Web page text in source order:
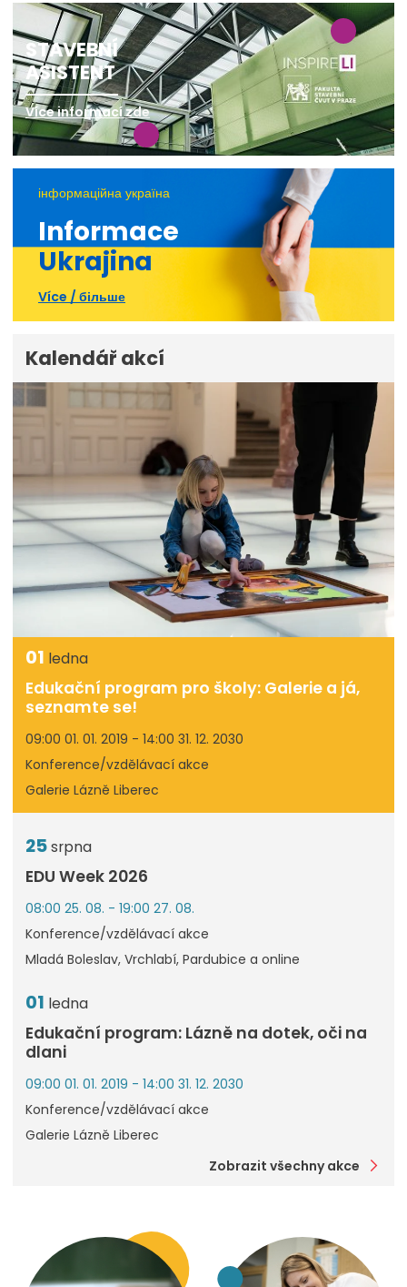
STAVEBNÍ
ASISTENT
Více informací zde
інформаційна україна
Informace
Ukrajina
Více / більше
Kalendář akcí
01 ledna
Edukační program pro školy: Galerie a já,
seznamte se!
09:00 01. 01. 2019 - 14:00 31. 12. 2030
Konference/vzdělávací akce
Galerie Lázně Liberec
25srpna
EDU Week 2026
08:00 25. 08. - 19:00 27. 08.
Konference/vzdělávací akce
Mladá Boleslav, Vrchlabí, Pardubice a online
01 ledna
Edukační program: Lázně na dotek, oči na
dlani
09:00 01. 01. 2019 - 14:00 31. 12. 2030
Konference/vzdělávací akce
Galerie Lázně Liberec
Zobrazit všechny akce